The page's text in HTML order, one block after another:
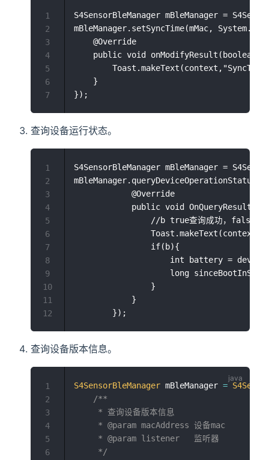
S4SensorBleManager mBleManager =
mBleManager.setSyncTime(mMac,
    @Override
public void onModifyResult(boolean
    }
1
2
3
4
5
6
7
查询设备运行状态。
S4SensorBleManager mBleManager =
            @Override
public void
                if(b){
int battery =
long
                }
            }
1
2
3
4
5
6
7
8
9
10
11
12
查询设备版本信息。
S4SensorBleManager mBleManager =
/**
     * 查询设备版本信息
     * @param macAddress 设备mac
     * @param listener   监听器
     */
1
2
3
4
5
6